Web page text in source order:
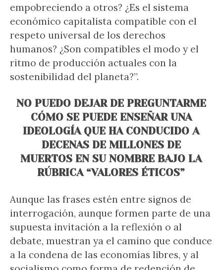
empobreciendo a otros? ¿Es el sistema
económico capitalista compatible con el
respeto universal de los derechos
humanos? ¿Son compatibles el modo y el
ritmo de producción actuales con la
sostenibilidad del planeta?”.
NO PUEDO DEJAR DE PREGUNTARME
CÓMO SE PUEDE ENSEÑAR UNA
IDEOLOGÍA QUE HA CONDUCIDO A
DECENAS DE MILLONES DE
MUERTOS EN SU NOMBRE BAJO LA
RÚBRICA “VALORES ÉTICOS”
Aunque las frases estén entre signos de
interrogación, aunque formen parte de una
supuesta invitación a la reflexión o al
debate, muestran ya el camino que conduce
a la condena de las economías libres, y al